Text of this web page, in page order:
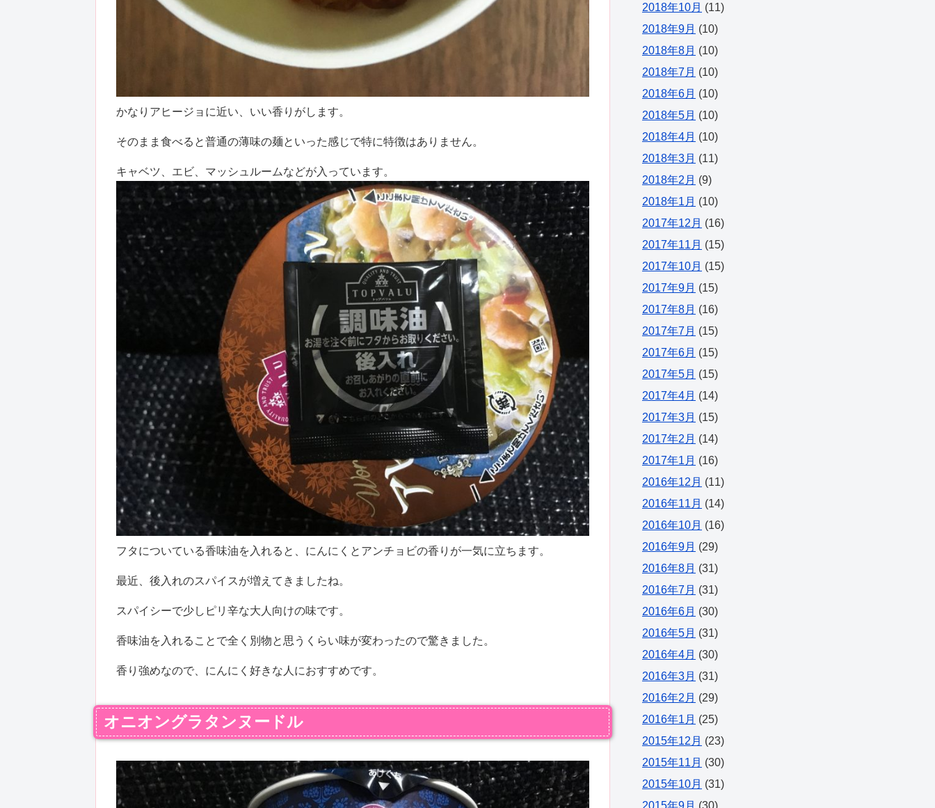
かなりアヒージョに近い、いい香りがします。
そのまま食べると普通の薄味の麺といった感じで特に特徴はありません。
キャベツ、エビ、マッシュルームなどが入っています。
フタについている香味油を入れると、にんにくとアンチョビの香りが一気に立ちます。
最近、後入れのスパイスが増えてきましたね。
スパイシーで少しピリ辛な大人向けの味です。
香味油を入れることで全く別物と思うくらい味が変わったので驚きました。
香り強めなので、にんにく好きな人におすすめです。
オニオングラタンヌードル
2018年10月 (11)
2018年9月 (10)
2018年8月 (10)
2018年7月 (10)
2018年6月 (10)
2018年5月 (10)
2018年4月 (10)
2018年3月 (11)
2018年2月 (9)
2018年1月 (10)
2017年12月 (16)
2017年11月 (15)
2017年10月 (15)
2017年9月 (15)
2017年8月 (16)
2017年7月 (15)
2017年6月 (15)
2017年5月 (15)
2017年4月 (14)
2017年3月 (15)
2017年2月 (14)
2017年1月 (16)
2016年12月 (11)
2016年11月 (14)
2016年10月 (16)
2016年9月 (29)
2016年8月 (31)
2016年7月 (31)
2016年6月 (30)
2016年5月 (31)
2016年4月 (30)
2016年3月 (31)
2016年2月 (29)
2016年1月 (25)
2015年12月 (23)
2015年11月 (30)
2015年10月 (31)
2015年9月 (30)